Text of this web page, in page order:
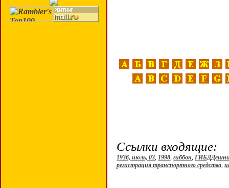
Ссылки входящие:
1936, июль, 03,1998,гиббон,
регистрация транспортного средства,